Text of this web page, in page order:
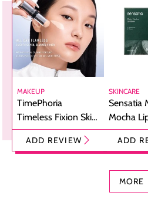
MAKEUP
TimePhoria
Timeless Fixion Skin
Tint Stick,
Foundation dan
ADD REVIEW
SKINCARE
Sensatia
Mocha
dengan
ADD
MORE